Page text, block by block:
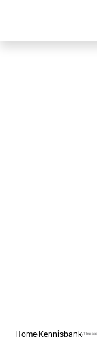
Home/Kennisbank/